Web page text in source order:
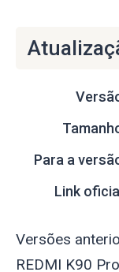
Para a
Link oficial
Versões
REDMI K90